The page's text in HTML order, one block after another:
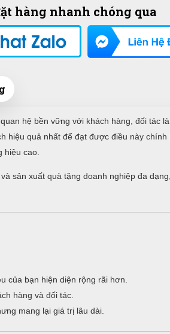
hàng nhanh chóng qua
hệ bền vững với khách hàng, đối tác
hiệu quả nhất để đạt được điều này chính
cao.
sản xuất quà tặng doanh nghiệp đa
của bạn hiện diện rộng rãi hơn.
hàng và đối tác.
mang lại giá trị lâu dài.